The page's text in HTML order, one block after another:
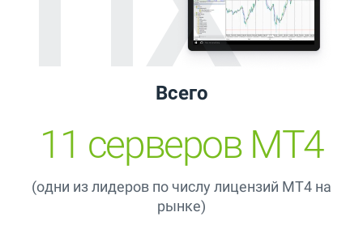
Всего
11 серверов MT4
(одни из лидеров по числу лицензий MT4 на
рынке)